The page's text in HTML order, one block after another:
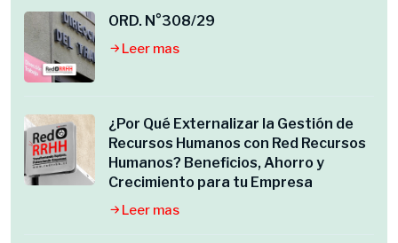
ORD. N°308/29
Leer mas
¿Por Qué Externalizar la Gestión de
Recursos Humanos con Red Recursos
Humanos? Beneficios, Ahorro y
Crecimiento para tu Empresa
Leer mas